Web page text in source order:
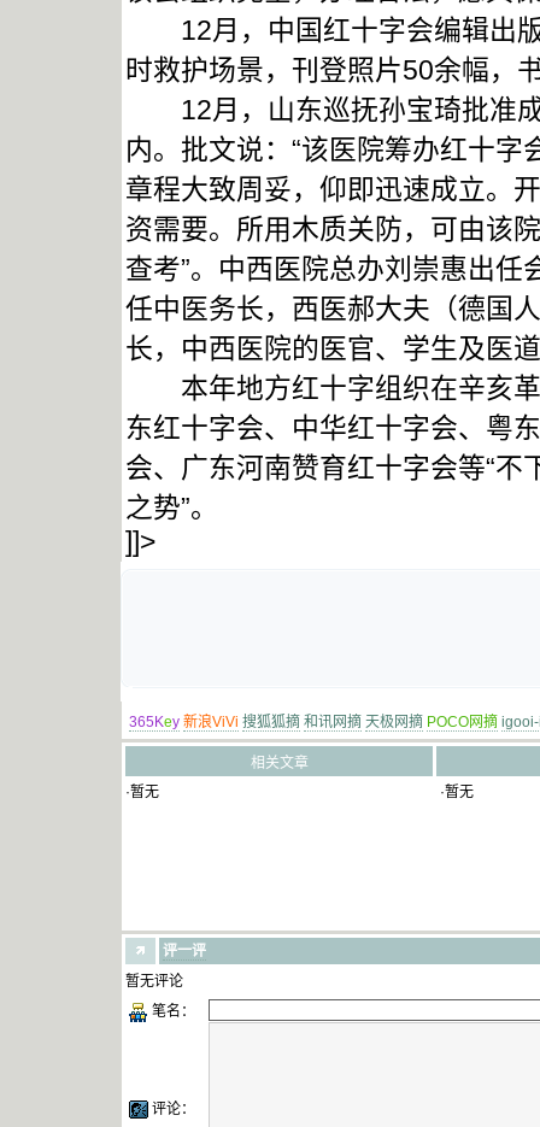
12月，中国红十字会编辑出版
时救护场景，刊登照片50余幅，
12月，山东巡抚孙宝琦批准成
内。批文说：“该医院筹办红十
章程大致周妥，仰即迅速成立。
资需要。所用木质关防，可由该
查考”。中西医院总办刘崇惠出
任中医务长，西医郝大夫（德国
长，中西医院的医官、学生及医
本年地方红十字组织在辛亥革
东红十字会、中华红十字会、粤
会、广东河南赞育红十字会等“不
之势”。
]]>
365Key 新浪ViVi 搜狐狐摘 和讯网摘 天极网摘 POCO网摘
相关文章
·暂无
·暂无
评一评
暂无评论
笔名：
评论：